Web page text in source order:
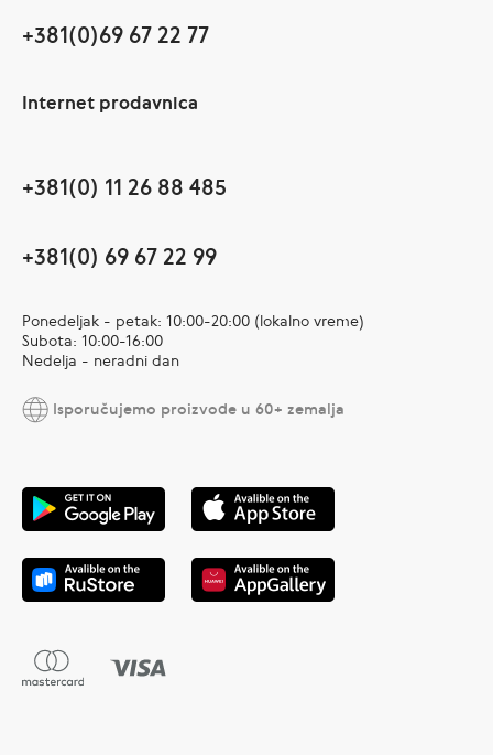
+381(0)69 67 22 77
Internet prodavnica
+381(0) 11 26 88 485
+381(0) 69 67 22 99
Ponedeljak - petak: 10:00-20:00 (lokalno vreme)
Subota: 10:00-16:00
Nedelja - neradni dan
Isporučujemo proizvode u 60+ zemalja